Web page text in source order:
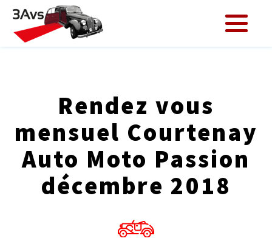
Rendez vous
mensuel Courtenay
Auto Moto Passion
décembre 2018